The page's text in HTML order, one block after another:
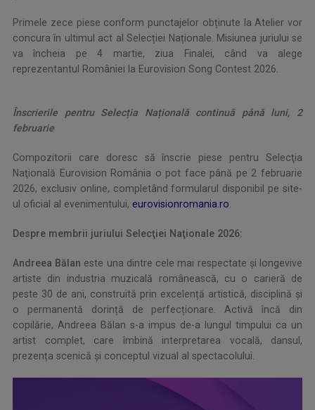
Primele zece piese conform punctajelor obținute la Atelier vor
concura în ultimul act al Selecției Naționale. Misiunea juriului se
va încheia pe 4 martie, ziua Finalei, când va alege
reprezentantul României la Eurovision Song Contest 2026.
Înscrierile pentru Selecția Națională continuă până luni, 2
februarie
Compozitorii care doresc să înscrie piese pentru Selecţia
Naţională Eurovision România o pot face până pe 2 februarie
2026, exclusiv online, completând formularul disponibil pe site-
ul oficial al evenimentului, eurovisionromania.ro.
Despre membrii juriului Selecţiei Naţionale 2026:
Andreea Bălan este una dintre cele mai respectate și longevive
artiste din industria muzicală românească, cu o carieră de
peste 30 de ani, construită prin excelență artistică, disciplină și
o permanentă dorință de perfecționare. Activă încă din
copilărie, Andreea Bălan s-a impus de-a lungul timpului ca un
artist complet, care îmbină interpretarea vocală, dansul,
prezența scenică și conceptul vizual al spectacolului.